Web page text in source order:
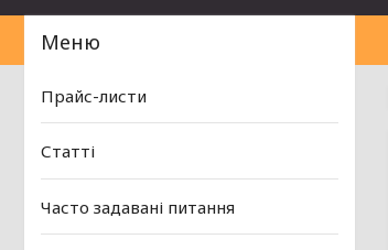
Прайс-листи
Статті
Часто задавані питання